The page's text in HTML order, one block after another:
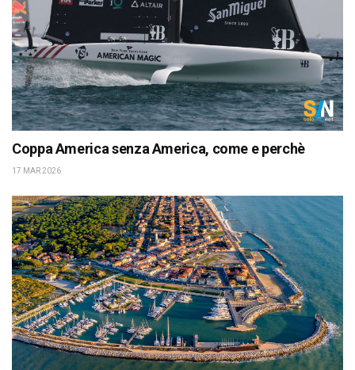
Coppa America senza America, come e perchè
17 MAR 2026